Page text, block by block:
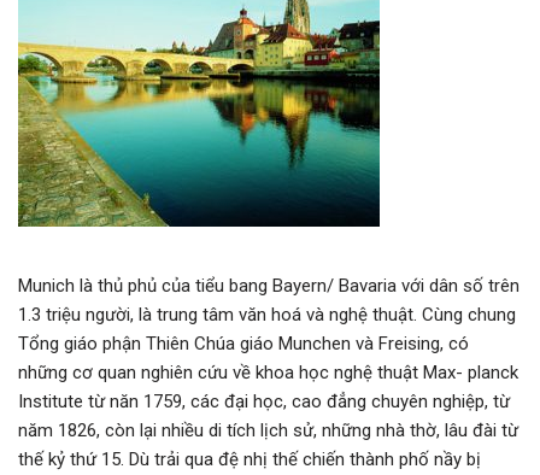
Munich là thủ phủ của tiểu bang Bayern/ Bavaria với dân số trên
1.3 triệu người, là trung tâm văn hoá và nghệ thuật. Cùng chung
Tổng giáo phận Thiên Chúa giáo Munchen và Freising, có
những cơ quan nghiên cứu về khoa học nghệ thuật Max- planck
Institute từ năn 1759, các đại học, cao đẳng chuyên nghiệp, từ
năm 1826, còn lại nhiều di tích lịch sử, những nhà thờ, lâu đài từ
thế kỷ thứ 15. Dù trải qua đệ nhị thế chiến thành phố nầy bị